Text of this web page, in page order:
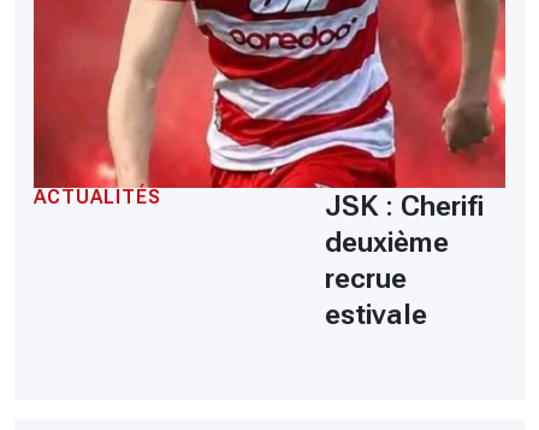
ACTUALITÉS
JSK : Cherifi
deuxième
recrue
estivale